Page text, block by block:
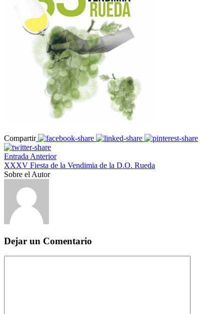
Compartir
Entrada Anterior
XXXV Fiesta de la Vendimia de la D.O. Rueda
Sobre el Autor
Dejar un Comentario